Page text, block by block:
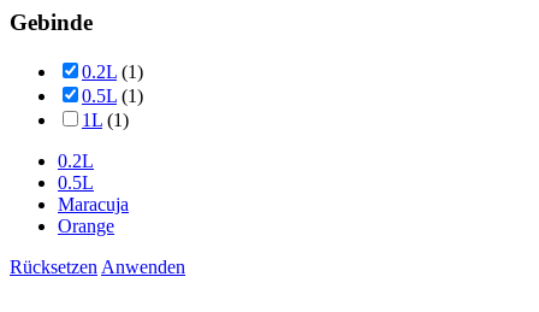
Gebinde
0.2L (1)
0.5L (1)
1L (1)
0.2L
0.5L
Maracuja
Orange
Rücksetzen Anwenden